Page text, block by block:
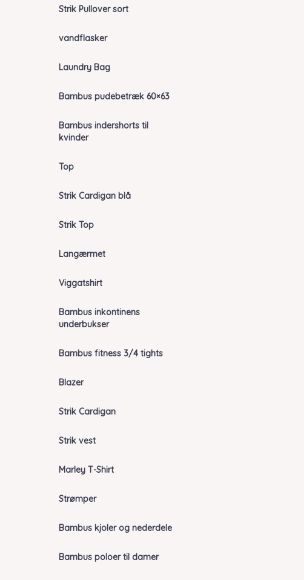
Strik Pullover sort
vandflasker
Laundry Bag
Bambus pudebetræk 60×63
Bambus indershorts til
kvinder
Top
Strik Cardigan blå
Strik Top
Langærmet
Viggatshirt
Bambus inkontinens
underbukser
Bambus fitness 3/4 tights
Blazer
Strik Cardigan
Strik vest
Marley T-Shirt
Strømper
Bambus kjoler og nederdele
Bambus poloer til damer